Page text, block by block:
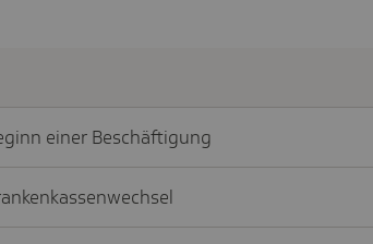
einer Beschäftigung